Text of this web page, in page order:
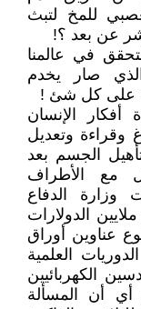
للمخ لتبث
عن بعد ؟!
في عالمنا
صار يخدم
على كل شئ !
أفكار الإنسان
وقراءة وتعديل
الجسم بعد
مع الأطراف
وزارة الدفاع
الدولارات
عناوين أوراق
العلمية
الكهربائيين
أي أن المسألة